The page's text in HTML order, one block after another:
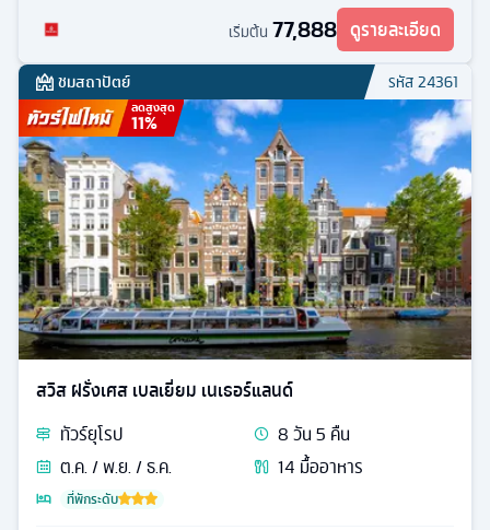
เริ่มต้น 77,888 ดูรายละเอียด
ชมสถาปัตย์ รหัส24361
ลดสูงสุด
11%
สวิส ฝรั่งเศส เบลเยี่ยม เนเธอร์แลนด์
ทัวร์ยุโรป 8วัน5 คืน
ต.ค. / พ.ย. / ธ.ค.
14 มื้ออาหาร
ที่พักระดับ